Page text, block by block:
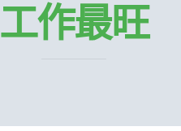
工作最旺